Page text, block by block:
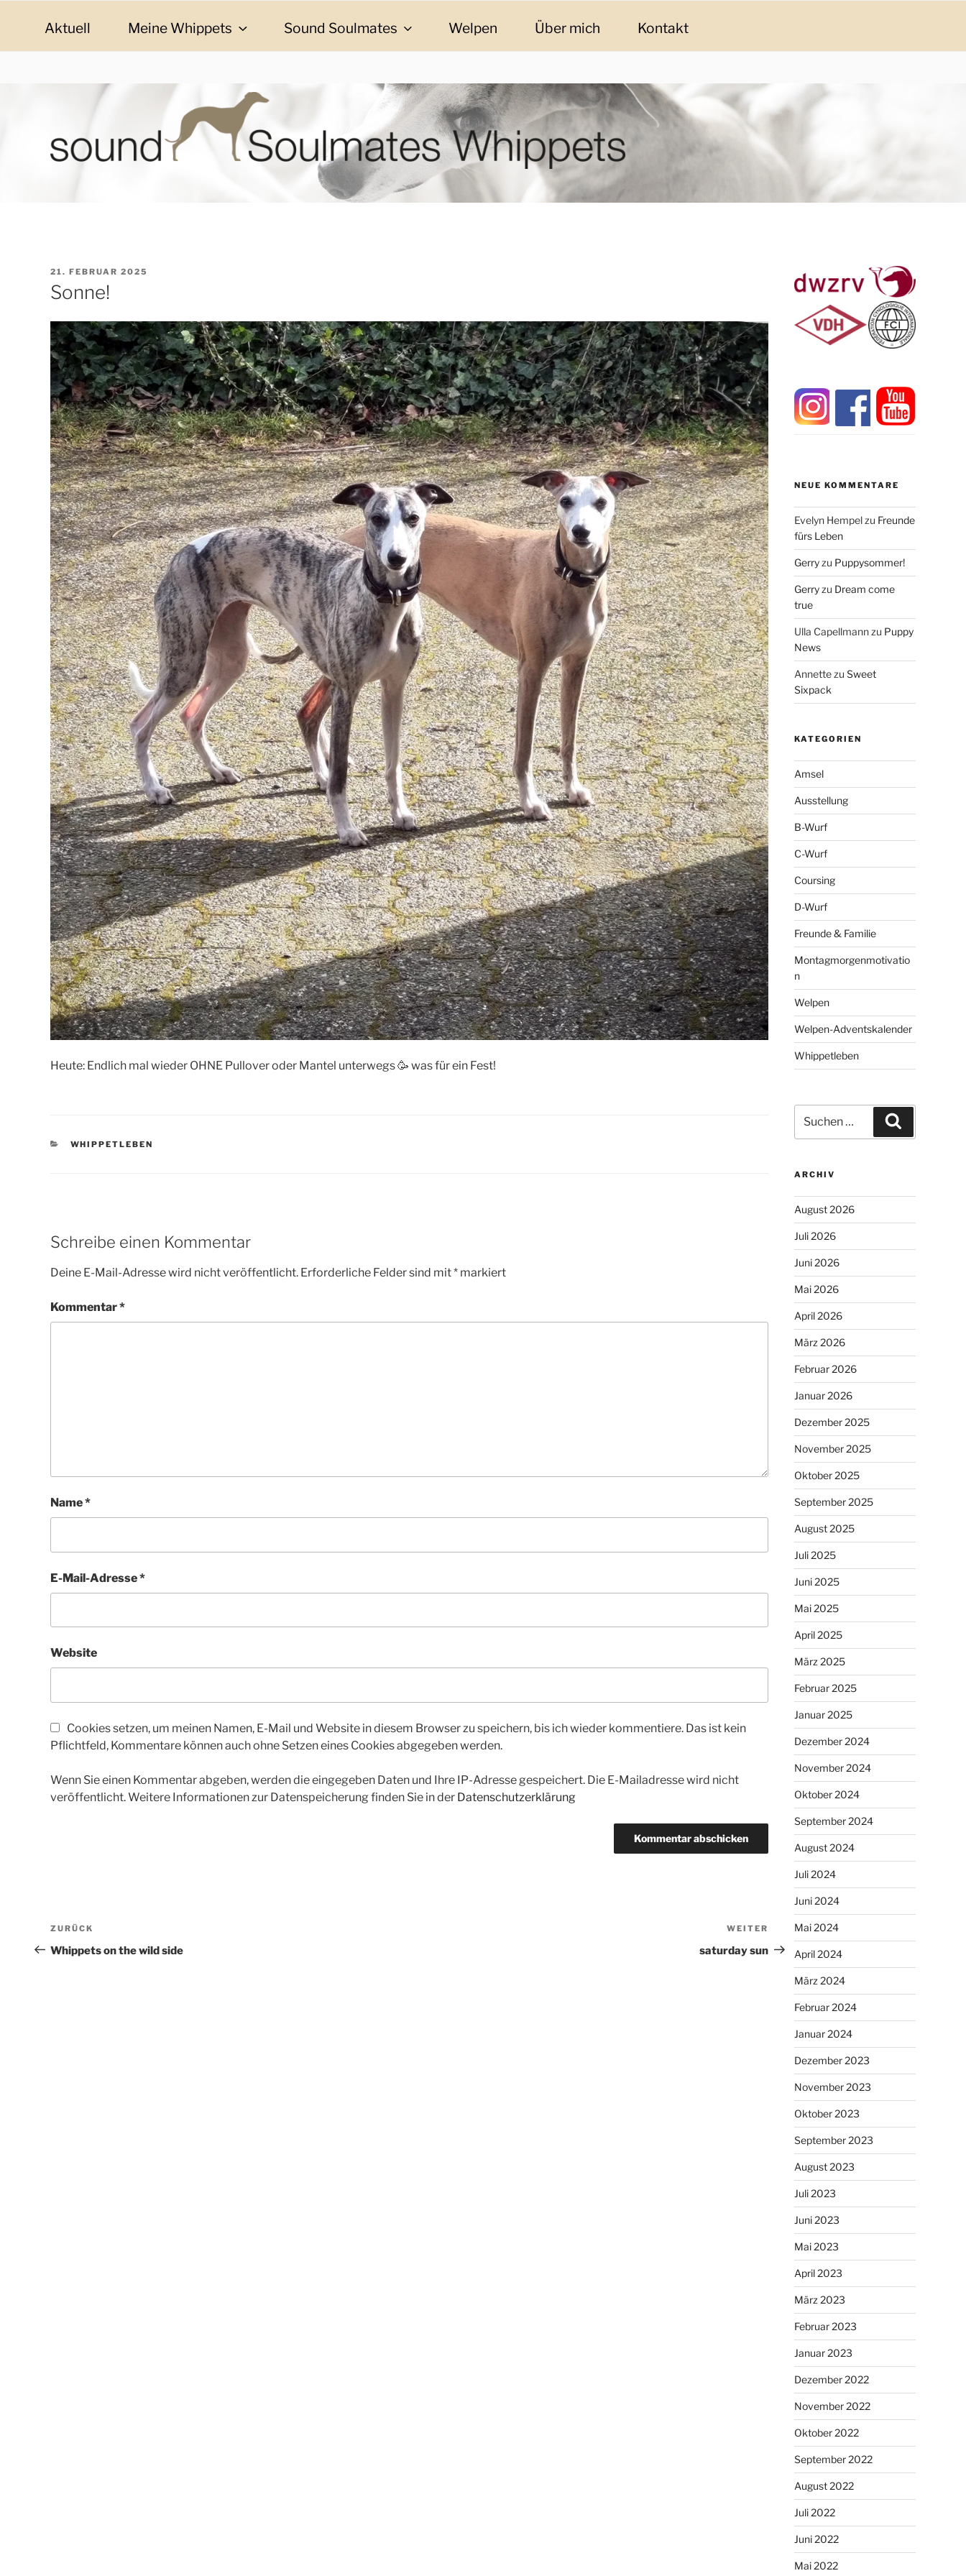
SOUND SOULMATES WHIPPETS
sound Soulmates – Whippets fürs Leben! Bilder, Geschichten und Informationen
Aktuell Meine Whippets Sound Soulmates Welpen Über mich Kontakt
VERÖFFENTLICHT
AM
21. FEBRUAR 2025
Sonne!
Heute: Endlich mal wieder OHNE Pullover oder Mantel unterwegs 🥳 was für ein Fest!
KATEGORIEN
WHIPPETLEBEN
Schreibe einen Kommentar
Deine E-Mail-Adresse wird nicht veröffentlicht. Erforderliche Felder sind mit* markiert
Kommentar*
Name*
E-Mail-Adresse*
Website
Cookies setzen, um meinen Namen, E-Mail und Website in diesem Browser zu speichern, bis ich wieder kommentiere. Das ist kein
Pflichtfeld, Kommentare können auch ohne Setzen eines Cookies abgegeben werden.
Wenn Sie einen Kommentar abgeben, werden die eingegeben Daten und Ihre IP-Adresse gespeichert. Die E-Mailadresse wird nicht
veröffentlicht. Weitere Informationen zur Datenspeicherung finden Sie in der Datenschutzerklärung
Beitragsnavigation
Vorheriger
Beitrag
ZURÜCK
Whippets on the wild side
Nächster
Beitrag
WEITER
saturday sun
NEUE KOMMENTARE
Evelyn Hempel zu Freunde
fürs Leben
Gerry zu Puppysommer!
Gerry zu Dream come
true
Ulla Capellmann zu Puppy
News
Annette zuSweet
Sixpack
KATEGORIEN
Amsel
Ausstellung
B-Wurf
C-Wurf
Coursing
D-Wurf
Freunde & Familie
Montagmorgenmotivatio
n
Welpen
Welpen-Adventskalender
Whippetleben
nach:
ARCHIV
August 2026
Juli 2026
Juni 2026
Mai 2026
April 2026
März 2026
Februar 2026
Januar 2026
Dezember 2025
November 2025
Oktober 2025
September 2025
August 2025
Juli 2025
Juni 2025
Mai 2025
April 2025
März 2025
Februar 2025
Januar 2025
Dezember 2024
November 2024
Oktober 2024
September 2024
August 2024
Juli 2024
Juni 2024
Mai 2024
April 2024
März 2024
Februar 2024
Januar 2024
Dezember 2023
November 2023
Oktober 2023
September 2023
August 2023
Juli 2023
Juni 2023
Mai 2023
April 2023
März 2023
Februar 2023
Januar 2023
Dezember 2022
November 2022
Oktober 2022
September 2022
August 2022
Juli 2022
Juni 2022
Mai 2022